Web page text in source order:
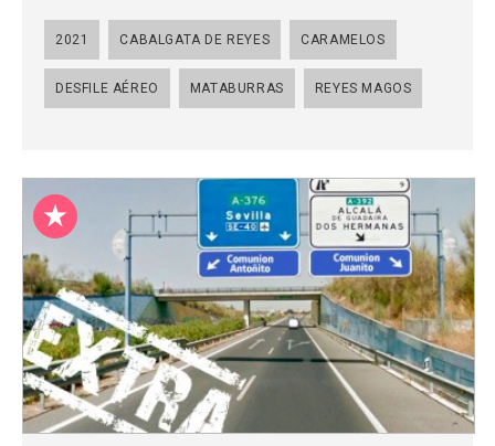
2021 CABALGATA DE REYES CARAMELOS
DESFILE AÉREO MATABURRAS REYES MAGOS